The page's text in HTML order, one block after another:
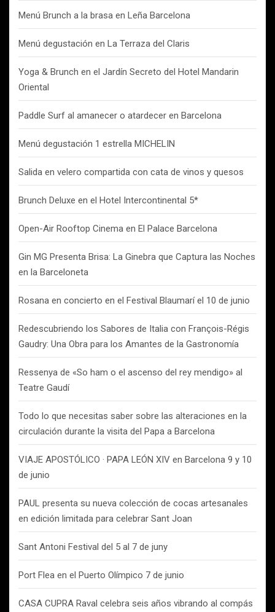
Menú Brunch a la brasa en Leña Barcelona
Menú degustación en La Terraza del Claris
Yoga & Brunch en el Jardín Secreto del Hotel Mandarin
Oriental
Paddle Surf al amanecer o atardecer en Barcelona
Menú degustación 1 estrella MICHELIN
Salida en velero compartida con cata de vinos y quesos
Brunch Deluxe en el Hotel Intercontinental 5*
Open-Air Rooftop Cinema en El Palace Barcelona
Gin MG Presenta Brisa: La Ginebra que Captura las Noches
en la Barceloneta
Rosana en concierto en el Festival Blaumarí el 10 de junio
Redescubriendo los Sabores de Italia con François-Régis
Gaudry: Una Obra para los Amantes de la Gastronomía
Ressenya de «So ham o el ascenso del rey mendigo» al
Teatre Gaudí
Todo lo que necesitas saber sobre las alteraciones en la
circulación durante la visita del Papa a Barcelona
VIAJE APOSTÓLICO · PAPA LEÓN XIV en Barcelona 9 y 10
de junio
PAUL presenta su nueva colección de cocas artesanales
en edición limitada para celebrar Sant Joan
Sant Antoni Festival del 5 al 7 de juny
Port Flea en el Puerto Olímpico 7 de junio
CASA CUPRA Raval celebra seis años vibrando al compás